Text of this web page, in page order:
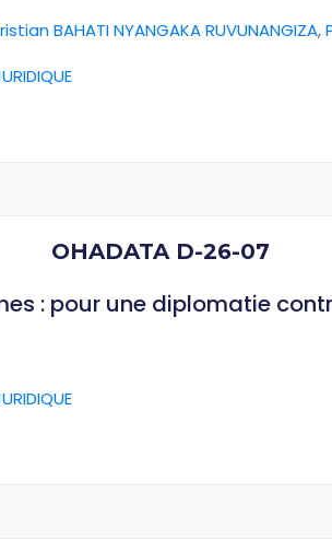
BAHATI NYANGAKA RUVUNANGIZA,
OHADATA D-26-07
: pour une diplomatie